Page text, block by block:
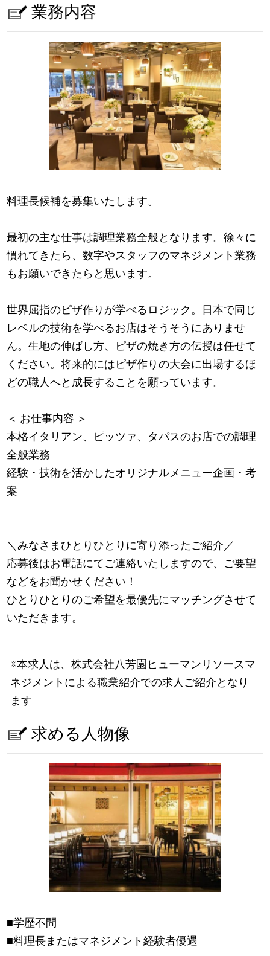
業務内容
料理長候補を募集いたします。
最初の主な仕事は調理業務全般となります。徐々に
慣れてきたら、数字やスタッフのマネジメント業務
もお願いできたらと思います。
世界屈指のピザ作りが学べるロジック。日本で同じ
レベルの技術を学べるお店はそうそうにありませ
ん。生地の伸ばし方、ピザの焼き方の伝授は任せて
ください。将来的にはピザ作りの大会に出場するほ
どの職人へと成長することを願っています。
＜ お仕事内容 ＞
本格イタリアン、ピッツァ、タパスのお店での調理
全般業務
経験・技術を活かしたオリジナルメニュー企画・考
案
＼みなさまひとりひとりに寄り添ったご紹介／
応募後はお電話にてご連絡いたしますので、ご要望
などをお聞かせください！
ひとりひとりのご希望を最優先にマッチングさせて
いただきます。
※本求人は、株式会社八芳園ヒューマンリソースマ
ネジメントによる職業紹介での求人ご紹介となり
ます
求める人物像
■学歴不問
■料理長またはマネジメント経験者優遇